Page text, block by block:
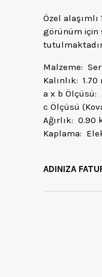
Özel
görünüm için
Malzeme:
Kalınlık: 1.70
a x b Ölçüsü:
c Ölçüsü
Ağırlık: 0.90
Kaplama:
ADINIZA